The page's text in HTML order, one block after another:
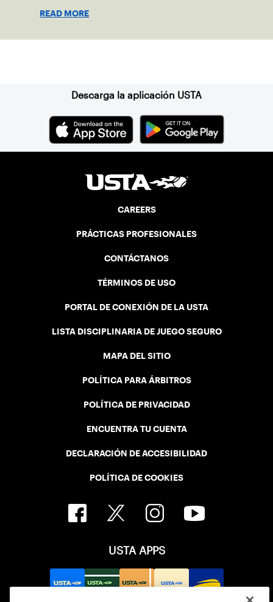
READ MORE
Descarga la aplicación USTA
CAREERS
PRÁCTICAS PROFESIONALES
CONTÁCTANOS
TÉRMINOS DE USO
PORTAL DE CONEXIÓN DE LA USTA
LISTA DISCIPLINARIA DE JUEGO SEGURO
MAPA DEL SITIO
POLÍTICA PARA ÁRBITROS
POLÍTICA DE PRIVACIDAD
ENCUENTRA TU CUENTA
DECLARACIÓN DE ACCESIBILIDAD
POLÍTICA DE COOKIES
USTA APPS